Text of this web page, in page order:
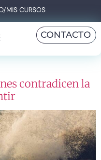
MIS CURSOS
CONTACTO
contradicen la